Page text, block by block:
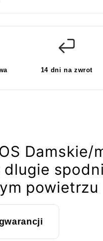
14 dni na zwrot
dlugie
powietrzu